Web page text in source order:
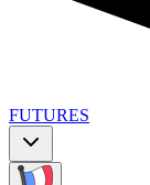
FUTURES